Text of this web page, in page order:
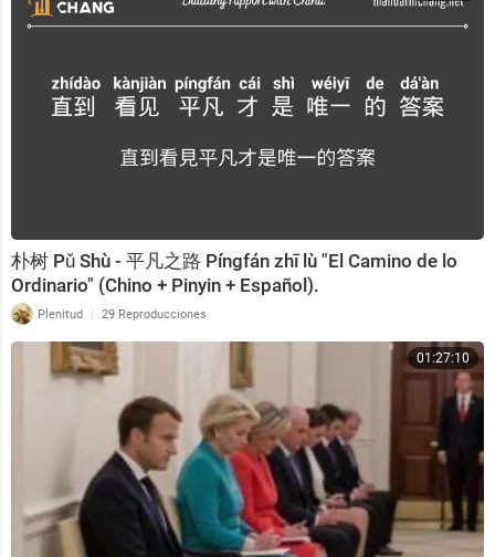
朴树 Pǔ Shù - 平凡之路 Píngfán zhī lù "El Camino de lo
Ordinario" (Chino + Pinyin + Español).
Plenitud | 29 Reproducciones
01:27:10